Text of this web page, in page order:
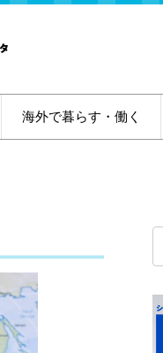
海外で暮らす・働く